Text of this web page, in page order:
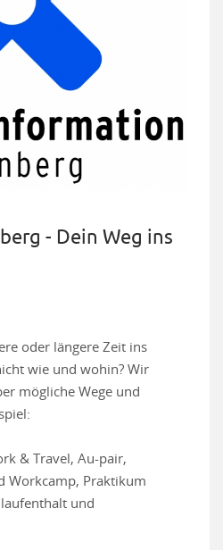
- Dein Weg ins
oder längere Zeit ins
wie und wohin? Wir
mögliche Wege und
& Travel, Au-pair,
Workcamp, Praktikum
und